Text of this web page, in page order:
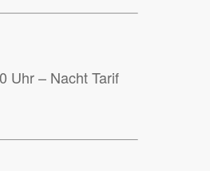
Uhr – Nacht Tarif